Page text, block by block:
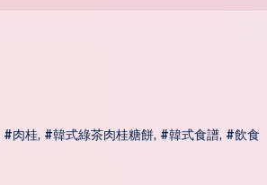
#肉桂, #韓式綠茶肉桂糖餅, #韓式食譜, #飲食